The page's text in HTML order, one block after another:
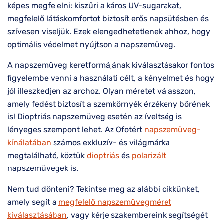
képes megfelelni: kiszűri a káros UV-sugarakat,
megfelelő látáskomfortot biztosít erős napsütésben és
szívesen viseljük. Ezek elengedhetetlenek ahhoz, hogy
optimális védelmet nyújtson a napszemüveg.
A napszemüveg keretformájának kiválasztásakor fontos
figyelembe venni a használati célt, a kényelmet és hogy
jól illeszkedjen az archoz. Olyan méretet válasszon,
amely fedést biztosít a szemkörnyék érzékeny bőrének
is! Dioptriás napszemüveg esetén az íveltség is
lényeges szempont lehet. Az Ofotért napszemüveg-
kínálatában számos exkluzív- és világmárka
megtalálható, köztük dioptriás és polarizált
napszemüvegek is.
Nem tud dönteni? Tekintse meg az alábbi cikkünket,
amely segít a megfelelő napszemüvegméret
kiválasztásában, vagy kérje szakembereink segítségét